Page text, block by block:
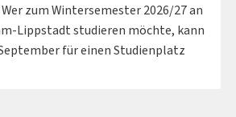
zum Wintersemester 2026/27 an
Lippstadt studieren möchte, kann
für einen Studienplatz